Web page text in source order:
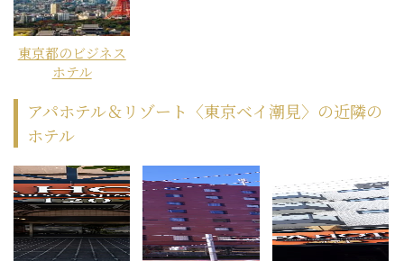
東京都のビジネス
ホテル
アパホテル＆リゾート〈東京ベイ潮見〉の近隣の
ホテル